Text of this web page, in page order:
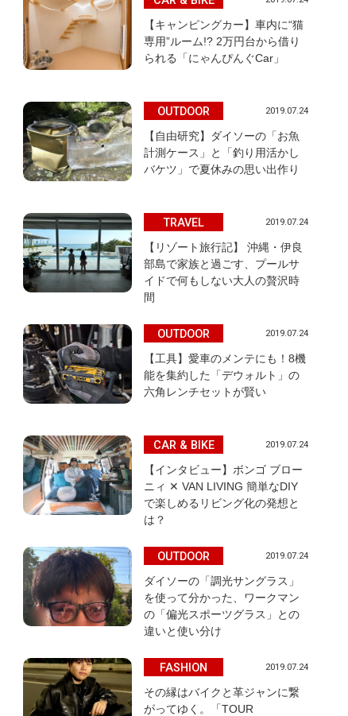
【キャンピングカー】車内に“猫
専用”ルーム!? 2万円台から借り
られる「にゃんぴんぐCar」
OUTDOOR 2019.07.24
【自由研究】ダイソーの「お魚
計測ケース」と「釣り用活かし
バケツ」で夏休みの思い出作り
TRAVEL 2019.07.24
【リゾート旅行記】 沖縄・伊良
部島で家族と過ごす、プールサ
イドで何もしない大人の贅沢時
間
OUTDOOR 2019.07.24
【工具】愛車のメンテにも！8機
能を集約した「デウォルト」の
六角レンチセットが賢い
CAR & BIKE 2019.07.24
【インタビュー】ボンゴ ブロー
ニィ ✕ VAN LIVING 簡単なDIY
で楽しめるリビング化の発想と
は？
OUTDOOR 2019.07.24
ダイソーの「調光サングラス」
を使って分かった、ワークマン
の「偏光スポーツグラス」との
違いと使い分け
FASHION 2019.07.24
その縁はバイクと革ジャンに繋
がってゆく。「TOUR